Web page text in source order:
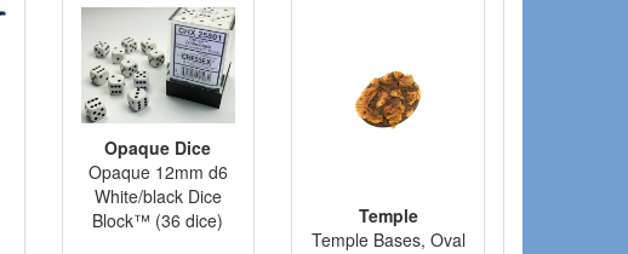
Opaque Dice
Opaque 12mm d6
White/black Dice
Block™ (36 dice)
Temple
Temple Bases, Oval